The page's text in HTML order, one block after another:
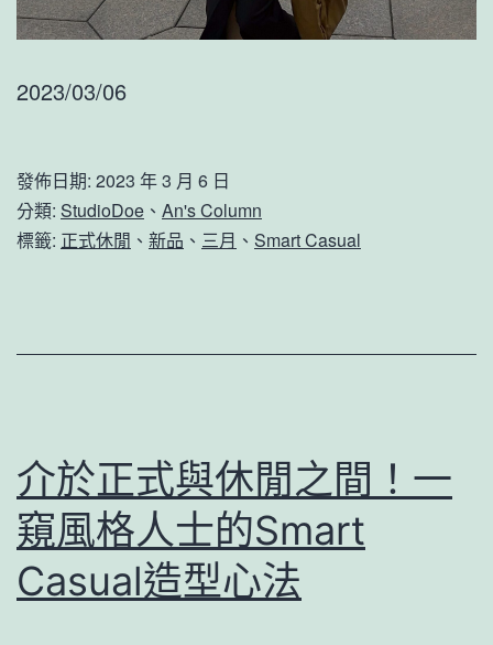
2023/03/06
發佈日期: 2023 年 3 月 6 日
分類: StudioDoe 、 An's Column
標籤: 正式休閒 、 新品 、 三月 、 Smart Casual
介於正式與休閒之間！一
窺風格人士的Smart
Casual造型心法